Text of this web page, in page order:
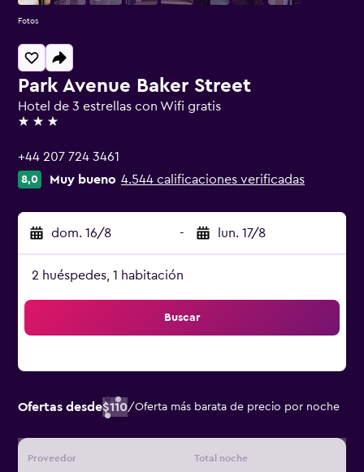
Park Avenue Baker Street
Hotel de 3 estrellas con Wifi gratis
3 estrellas
+44 207 724 3461
8,0 Muy bueno 4.544 calificaciones verificadas
dom. 16/8 - lun. 17/8
2 huéspedes, 1 habitación
Buscar
Ofertas desde$110/Oferta más barata de precio por noche
Proveedor Total noche
Fotos